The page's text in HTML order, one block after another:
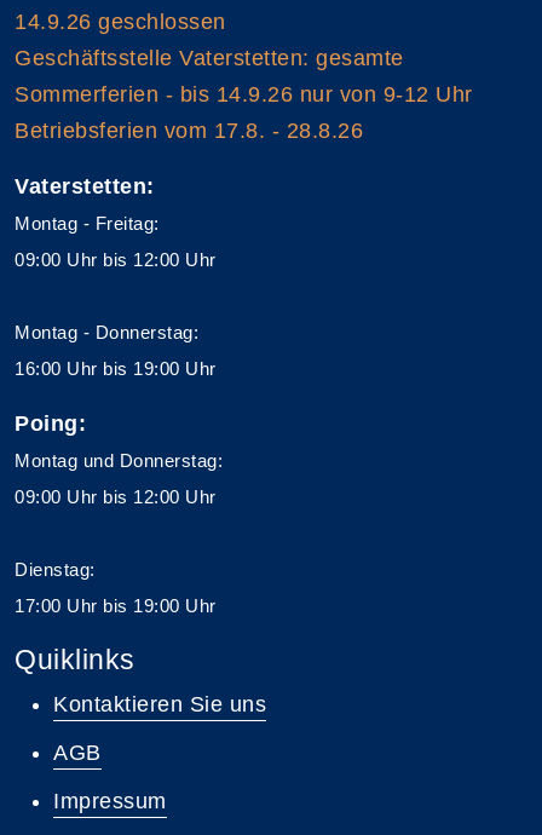
14.9.26 geschlossen
Geschäftsstelle Vaterstetten: gesamte
Sommerferien - bis 14.9.26 nur von 9-12 Uhr
Betriebsferien vom 17.8. - 28.8.26
Vaterstetten:
Montag - Freitag:
09:00 Uhr bis 12:00 Uhr
Montag - Donnerstag:
16:00 Uhr bis 19:00 Uhr
Poing:
Montag und Donnerstag:
09:00 Uhr bis 12:00 Uhr
Dienstag:
17:00 Uhr bis 19:00 Uhr
Quiklinks
Kontaktieren Sie uns
AGB
Impressum